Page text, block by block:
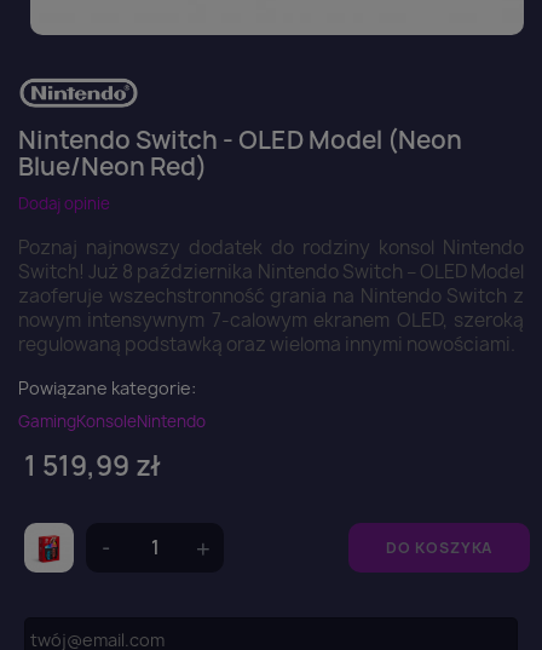
Nintendo Switch - OLED Model (Neon
Blue/Neon Red)
Dodaj opinie
Poznaj najnowszy dodatek do rodziny konsol Nintendo
Switch! Już 8 października Nintendo Switch – OLED Model
zaoferuje wszechstronność grania na Nintendo Switch z
nowym intensywnym 7-calowym ekranem OLED, szeroką
regulowaną podstawką oraz wieloma innymi nowościami.
Powiązane kategorie:
GamingKonsoleNintendo
1 519,99 zł
DO KOSZYKA